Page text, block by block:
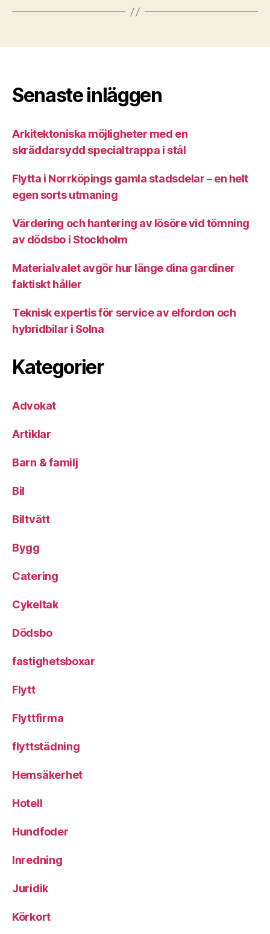
Senaste inläggen
Arkitektoniska möjligheter med en
skräddarsydd specialtrappa i stål
Flytta i Norrköpings gamla stadsdelar – en helt
egen sorts utmaning
Värdering och hantering av lösöre vid tömning
av dödsbo i Stockholm
Materialvalet avgör hur länge dina gardiner
faktiskt håller
Teknisk expertis för service av elfordon och
hybridbilar i Solna
Kategorier
Advokat
Artiklar
Barn & familj
Bil
Biltvätt
Bygg
Catering
Cykeltak
Dödsbo
fastighetsboxar
Flytt
Flyttfirma
flyttstädning
Hemsäkerhet
Hotell
Hundfoder
Inredning
Juridik
Körkort